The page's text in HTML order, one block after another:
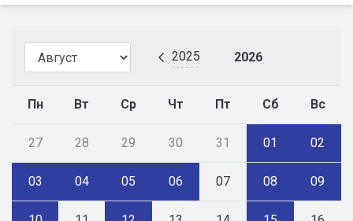
2025 2026
Пн Вт Ср Чт Пт Сб Вс
27 28 29 30 31 01 02
03 04 05 06 07 08 09